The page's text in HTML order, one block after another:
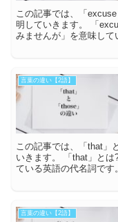
この記事では、「
明していきます。 「excuse me」とは? 「excuse me」とは、「す
みませんが」を意味して
言葉の違い【2語】
この記事では、「that」
いきます。 「that」とは? 「that」とは、「あれ」「それ」を意味し
ている英語の代名詞です。 また、「あの」「その」という意味
言葉の違い【2語】